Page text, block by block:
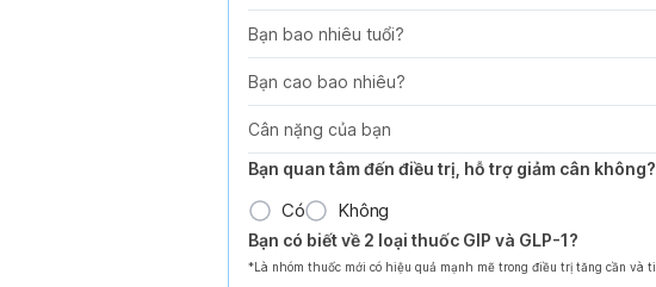
Bạn bao nhiêu tuổi?
Bạn cao bao nhiêu?
Cân nặng của bạn
Bạn quan tâm đến điều trị, hỗ trợ giảm cân không?
Có Không
Bạn có biết về 2 loại thuốc GIP và GLP-1?
*Là nhóm thuốc mới có hiệu quả mạnh mẽ trong điều trị tăng cần và